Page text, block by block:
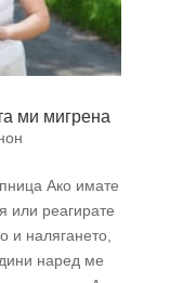
ми мигрена
Ако имате
или реагирате
и налягането,
наред ме